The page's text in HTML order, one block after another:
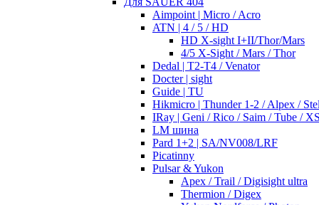
Aimpoint | Micro / Acro
ATN | 4 / 5 / HD
HD X-sight I+II/Thor/Mars
4/5 X-Sight / Mars / Thor
Dedal | T2-T4 / Venator
Docter | sight
Guide | TU
Hikmicro | Thunder 1-2 / Alpex /
IRay | Geni / Rico / Saim / Tube /
LM шина
Pard 1+2 | SA/NV008/LRF
Picatinny
Pulsar & Yukon
Apex / Trail / Digisight ultra
Thermion / Digex